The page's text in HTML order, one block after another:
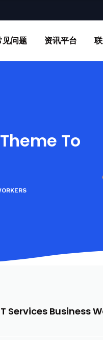
见问题 资讯平台
To
Services Business